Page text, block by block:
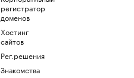
регистратор
доменов
Хостинг
сайтов
Рег.решения
Знакомства